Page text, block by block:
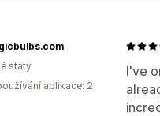
I've
státy
aplikace: 2